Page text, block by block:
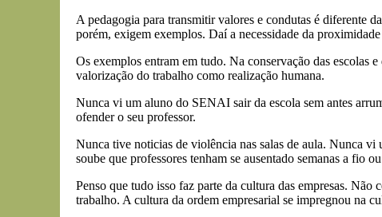
A pedagogia para transmitir valores e condutas é diferente
porém, exigem exemplos. Daí a necessidade da
Os exemplos entram em tudo. Na conservação das escolas
valorização do trabalho como realização humana.
Nunca vi um aluno do SENAI sair da escola sem antes
ofender o seu professor.
Nunca tive noticias de violência nas salas de aula. Nunca
soube que professores tenham se ausentado semanas a fio
Penso que tudo isso faz parte da cultura das empresas. Não
trabalho. A cultura da ordem empresarial se impregnou na